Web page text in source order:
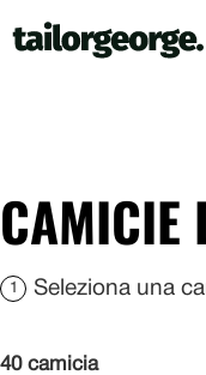
CAMICIE
1 Seleziona una
40 camicia